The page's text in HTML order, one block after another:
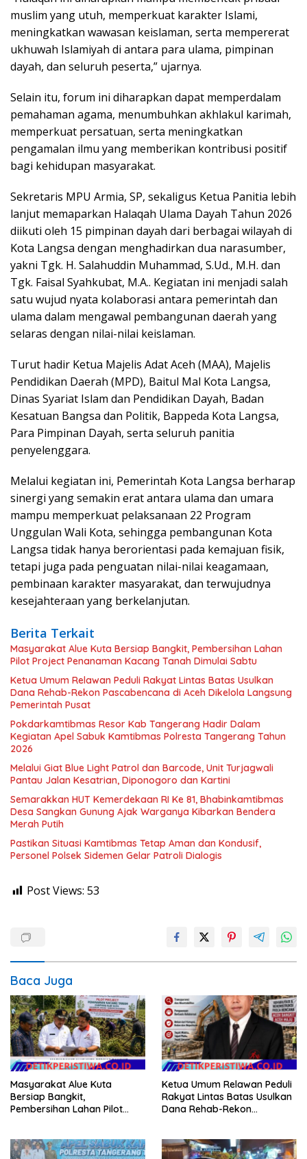
muslim yang utuh, memperkuat karakter Islami,
meningkatkan wawasan keislaman, serta mempererat
ukhuwah Islamiyah di antara para ulama, pimpinan
dayah, dan seluruh peserta,” ujarnya.
Selain itu, forum ini diharapkan dapat memperdalam
pemahaman agama, menumbuhkan akhlakul karimah,
memperkuat persatuan, serta meningkatkan
pengamalan ilmu yang memberikan kontribusi positif
bagi kehidupan masyarakat.
Sekretaris MPU Armia, SP, sekaligus Ketua Panitia lebih
lanjut memaparkan Halaqah Ulama Dayah Tahun 2026
diikuti oleh 15 pimpinan dayah dari berbagai wilayah di
Kota Langsa dengan menghadirkan dua narasumber,
yakni Tgk. H. Salahuddin Muhammad, S.Ud., M.H. dan
Tgk. Faisal Syahkubat, M.A.. Kegiatan ini menjadi salah
satu wujud nyata kolaborasi antara pemerintah dan
ulama dalam mengawal pembangunan daerah yang
selaras dengan nilai-nilai keislaman.
Turut hadir Ketua Majelis Adat Aceh (MAA), Majelis
Pendidikan Daerah (MPD), Baitul Mal Kota Langsa,
Dinas Syariat Islam dan Pendidikan Dayah, Badan
Kesatuan Bangsa dan Politik, Bappeda Kota Langsa,
Para Pimpinan Dayah, serta seluruh panitia
penyelenggara.
Melalui kegiatan ini, Pemerintah Kota Langsa berharap
sinergi yang semakin erat antara ulama dan umara
mampu memperkuat pelaksanaan 22 Program
Unggulan Wali Kota, sehingga pembangunan Kota
Langsa tidak hanya berorientasi pada kemajuan fisik,
tetapi juga pada penguatan nilai-nilai keagamaan,
pembinaan karakter masyarakat, dan terwujudnya
kesejahteraan yang berkelanjutan.
Berita Terkait
Masyarakat Alue Kuta Bersiap Bangkit, Pembersihan Lahan
Pilot Project Penanaman Kacang Tanah Dimulai Sabtu
Ketua Umum Relawan Peduli Rakyat Lintas Batas Usulkan
Dana Rehab-Rekon Pascabencana di Aceh Dikelola Langsung
Pemerintah Pusat
Pokdarkamtibmas Resor Kab Tangerang Hadir Dalam
Kegiatan Apel Sabuk Kamtibmas Polresta Tangerang Tahun
2026
Melalui Giat Blue Light Patrol dan Barcode, Unit Turjagwali
Pantau Jalan Kesatrian, Diponogoro dan Kartini
Semarakkan HUT Kemerdekaan RI Ke 81, Bhabinkamtibmas
Desa Sangkan Gunung Ajak Warganya Kibarkan Bendera
Merah Putih
Pastikan Situasi Kamtibmas Tetap Aman dan Kondusif,
Personel Polsek Sidemen Gelar Patroli Dialogis
Post Views: 53
Baca Juga
Masyarakat Alue Kuta
Bersiap Bangkit,
Pembersihan Lahan Pilot
Ketua Umum Relawan Peduli
Rakyat Lintas Batas Usulkan
Dana Rehab-Rekon
Pemerintah Pusat